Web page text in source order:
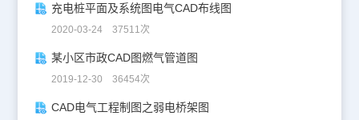
充电桩平面及系统图电气CAD布线图
2020-03-24 37511次
某小区市政CAD图燃气管道图
2019-12-30 36454次
CAD电气工程制图之弱电桥架图